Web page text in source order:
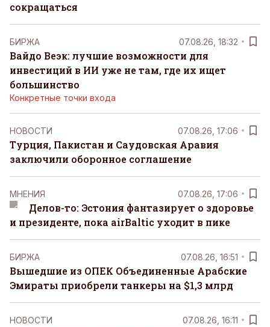
сокращаться
БИРЖА 07.08.26, 18:32
Вайдо Веэк: лучшие возможности для
инвестиций в ИИ уже не там, где их ищет
большинство
Конкретные точки входа
НОВОСТИ 07.08.26, 17:06
Турция, Пакистан и Саудовская Аравия
заключили оборонное соглашение
MНЕНИЯ 07.08.26, 17:06
Делов-то: Эстония фантазирует о здоровье
и президенте, пока airBaltic уходит в пике
БИРЖА 07.08.26, 16:51
Вышедшие из ОПЕК Объединенные Арабские
Эмираты приобрели танкеры на $1,3 млрд
НОВОСТИ 07.08.26, 16:11